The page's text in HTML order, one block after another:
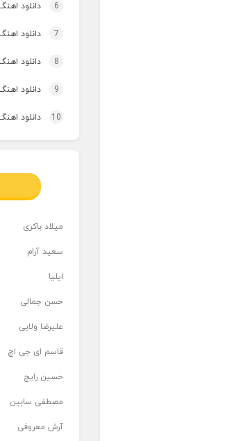
6 دانلود
7 دانلود
8 دانلود
9 دانلود
10 دانلود
میلاد باکری
سعید آرام
ایلیا
حسن جمالی
علیرضا ولایی
قاسم ای جی اچ
حسین رایج
مصطفی سابین
آرش معروفی